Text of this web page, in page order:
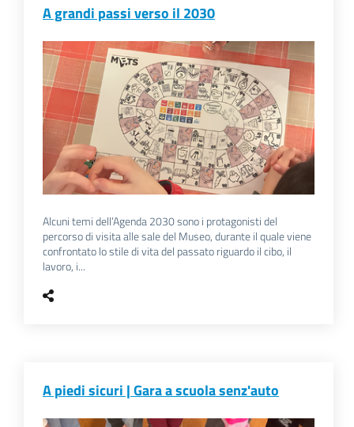
A grandi passi verso il 2030
Alcuni temi dell’Agenda 2030 sono i protagonisti del
percorso di visita alle sale del Museo, durante il quale viene
confrontato lo stile di vita del passato riguardo il cibo, il
lavoro, i...
A piedi sicuri | Gara a scuola senz'auto